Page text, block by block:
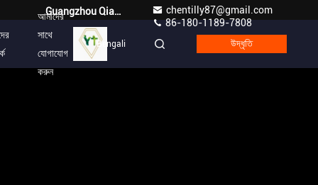
Guangzhou Qianyuan Construction Machinery Co,.LTD
chentilly87@gmail.com
86-180-1189-7808
আমাদের
সাথে
যোগাযোগ
করুন
Bengali উদ্ধৃতি